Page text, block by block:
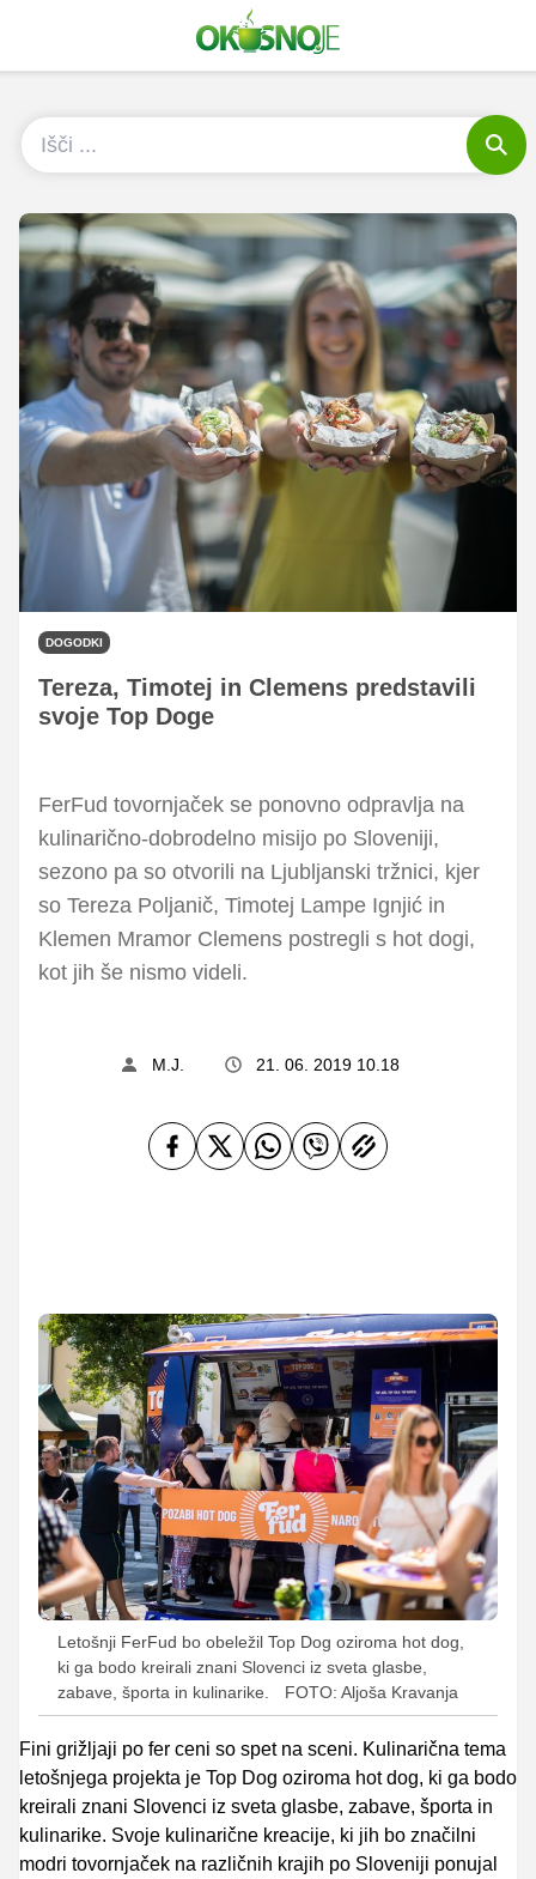
DOGODKI
Tereza, Timotej in Clemens predstavili
svoje Top Doge
FerFud tovornjaček se ponovno odpravlja na
kulinarično-dobrodelno misijo po Sloveniji,
sezono pa so otvorili na Ljubljanski tržnici, kjer
so Tereza Poljanič, Timotej Lampe Ignjić in
Klemen Mramor Clemens postregli s hot dogi,
kot jih še nismo videli.
M.J. 21. 06. 2019 10.18
Letošnji FerFud bo obeležil Top Dog oziroma hot dog,
ki ga bodo kreirali znani Slovenci iz sveta glasbe,
zabave, športa in kulinarike.
FOTO: Aljoša Kravanja
Fini grižljaji po fer ceni so spet na sceni. Kulinarična tema
letošnjega projekta je Top Dog oziroma hot dog, ki ga bodo
kreirali znani Slovenci iz sveta glasbe, zabave, športa in
kulinarike. Svoje kulinarične kreacije, ki jih bo značilni
modri tovornjaček na različnih krajih po Sloveniji ponujal